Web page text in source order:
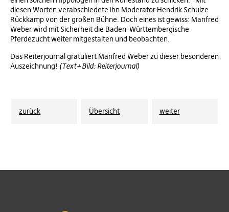
diesen Worten verabschiedete ihn Moderator Hendrik Schulze
Rückkamp von der großen Bühne. Doch eines ist gewiss: Manfred
Weber wird mit Sicherheit die Baden-Württembergische
Pferdezucht weiter mitgestalten und beobachten.
Das Reiterjournal gratuliert Manfred Weber zu dieser besonderen
Auszeichnung! (Text+Bild: Reiterjournal)
zurück Übersicht weiter